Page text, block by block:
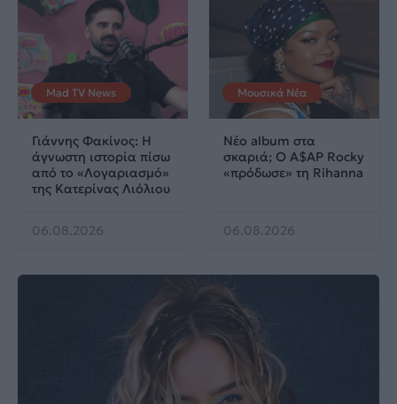
Mad TV News
Γιάννης Φακίνος: Η
άγνωστη ιστορία πίσω
από το «Λογαριασμό»
της Κατερίνας Λιόλιου
06.08.2026
Μουσικά Νέα
Νέο album στα
σκαριά; Ο A$AP Rocky
«πρόδωσε» τη Rihanna
06.08.2026